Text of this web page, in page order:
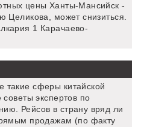
цены Ханты-Мансийск -
Целикова, может снизиться.
1 Карачаево-
сферы китайской
экспертов по
Рейсов в страну вряд ли
продажам (по факту